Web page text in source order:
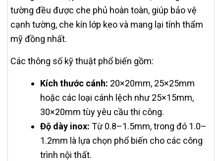
tường đều được che phủ hoàn toàn, giúp bảo vệ
cạnh tường, che kín lớp keo và mang lại tính thẩm
mỹ đồng nhất.
Các thông số kỹ thuật phổ biến gồm:
Kích thước cánh: 20×20mm, 25×25mm
hoặc các loại cánh lệch như 25×15mm,
30×20mm tùy yêu cầu thi công.
Độ dày inox: Từ 0.8–1.5mm, trong đó 1.0–
1.2mm là lựa chọn phổ biến cho các công
trình nội thất.